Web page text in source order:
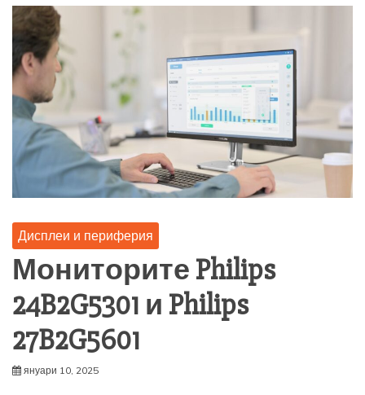
Дисплеи и периферия
Мониторите Philips
24B2G5301 и Philips
27B2G5601
януари 10, 2025